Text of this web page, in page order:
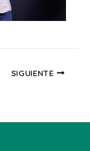
SIGUIENTE